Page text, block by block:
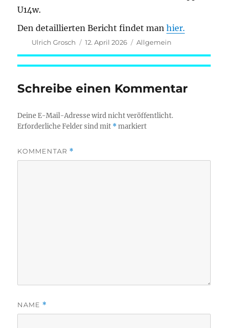
U14w.
Den detaillierten Bericht findet manhier.
Autor
Ulrich Grosch
Veröffentlicht
am
12. April 2026 Kategorien
Allgemein
Schreibe einen Kommentar
Deine E-Mail-Adresse wird nicht veröffentlicht.
Erforderliche Felder sind mit *markiert
KOMMENTAR *
NAME *